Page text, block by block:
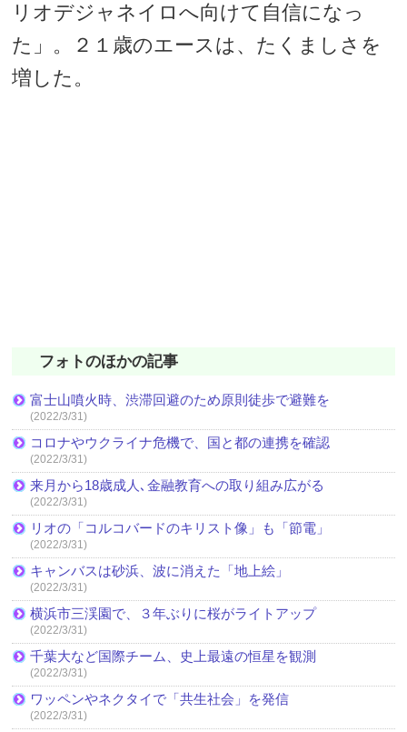
リオデジャネイロへ向けて自信になっ
た」。２１歳のエースは、たくましさを
増した。
フォトのほかの記事
富士山噴火時、渋滞回避のため原則徒歩で避難を
(2022/3/31)
コロナやウクライナ危機で、国と都の連携を確認
(2022/3/31)
来月から18歳成人､金融教育への取り組み広がる
(2022/3/31)
リオの「コルコバードのキリスト像」も「節電」
(2022/3/31)
キャンバスは砂浜、波に消えた「地上絵」
(2022/3/31)
横浜市三渓園で、３年ぶりに桜がライトアップ
(2022/3/31)
千葉大など国際チーム、史上最遠の恒星を観測
(2022/3/31)
ワッペンやネクタイで「共生社会」を発信
(2022/3/31)